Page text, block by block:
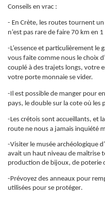
Conseils en vrac :
- En Crète, les routes tournent
n’est pas rare de faire 70 km en
-L’essence et particulièrement le
vous faite comme nous le choix
couplé à des trajets longs, votre
votre porte monnaie se vider.
-Il est possible de manger pour
pays, le double sur la cote où les
-Les crétois sont accueillants, et
route ne nous a jamais inquiété
-Visiter le musée archéologique
avait un haut niveau de maîtrise
production de bijoux, de poterie
-Prévoyez des anneaux pour
utilisées pour se protéger.